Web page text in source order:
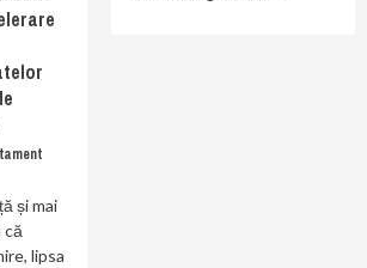
și mai
că
lipsa